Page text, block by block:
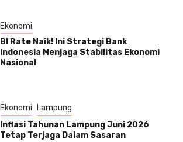
Ekonomi
BI Rate Naik! Ini Strategi Bank
Indonesia Menjaga Stabilitas Ekonomi
Nasional
Ekonomi Lampung
Inflasi Tahunan Lampung Juni 2026
Tetap Terjaga Dalam Sasaran